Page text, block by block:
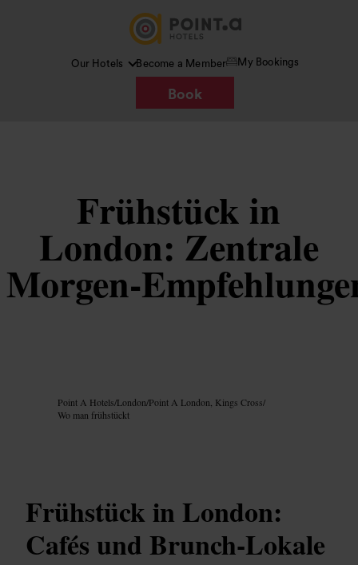
Our Hotels Become a Member My Bookings
Book
Frühstück in
London: Zentrale
Point A Hotels/London/Point A London, Kings Cross/
Wo man frühstückt
Frühstück in London:
Cafés und Brunch-Lokale